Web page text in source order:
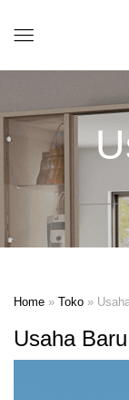
Home » Toko »
Usaha Baru